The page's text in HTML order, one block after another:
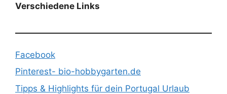
Verschiedene Links
Facebook
Pinterest- bio-hobbygarten.de
Tipps & Highlights für dein Portugal Urlaub